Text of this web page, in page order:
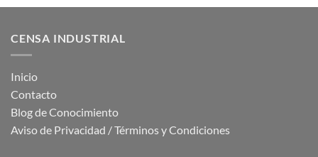
CENSA INDUSTRIAL
Inicio
Contacto
Blog de Conocimiento
Aviso de Privacidad / Términos y Condiciones